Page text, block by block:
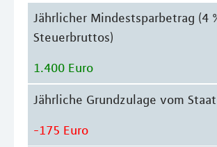
Jährlicher Mindestsparbetrag (4
Steuerbruttos)
1.400 Euro
Jährliche Grundzulage vom Staat
-175 Euro